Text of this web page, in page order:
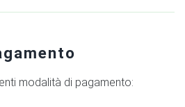
modalità di pagamento: